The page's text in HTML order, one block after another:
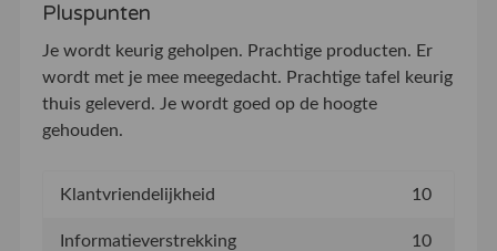
Pluspunten
Je wordt keurig geholpen. Prachtige producten. Er
wordt met je mee meegedacht. Prachtige tafel keurig
thuis geleverd. Je wordt goed op de hoogte
gehouden.
Klantvriendelijkheid 10
Informatieverstrekking 10